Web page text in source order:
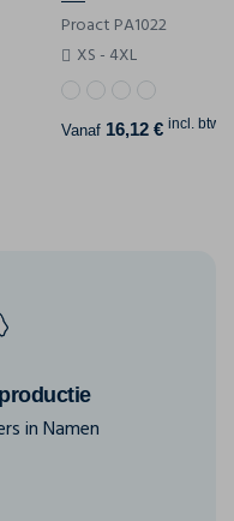
Proact PA1022
XS - 4XL
Vanaf 16,12 € incl. btw
in Namen